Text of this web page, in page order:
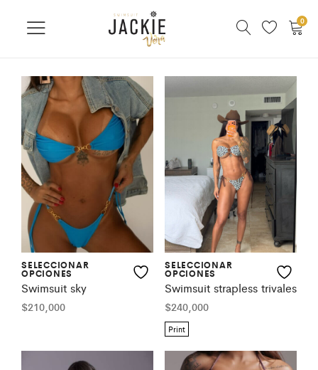
0
SELECCIONAR
OPCIONES
Swimsuit sky
$210,000
SELECCIONAR
OPCIONES
Swimsuit strapless trivales
$240,000
Print